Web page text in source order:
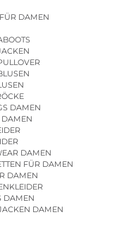
DAMEN
DAMEN
DAMEN
DAMEN
FÜR DAMEN
DAMEN
DAMEN
DAMEN